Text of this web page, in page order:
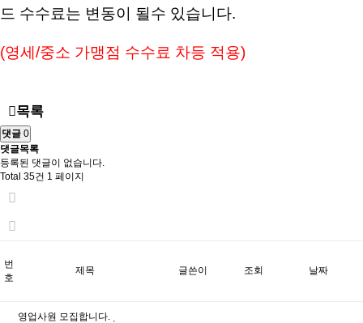
드 수수료는 변동이 될수 있습니다.
(영세/중소 가맹점 수수료 차등 적용)
목록
댓글 0
댓글목록
등록된 댓글이 없습니다.
Total 35건 1 페이지
번
호
제목 글쓴이 조회 날짜
영업사원 모집합니다.